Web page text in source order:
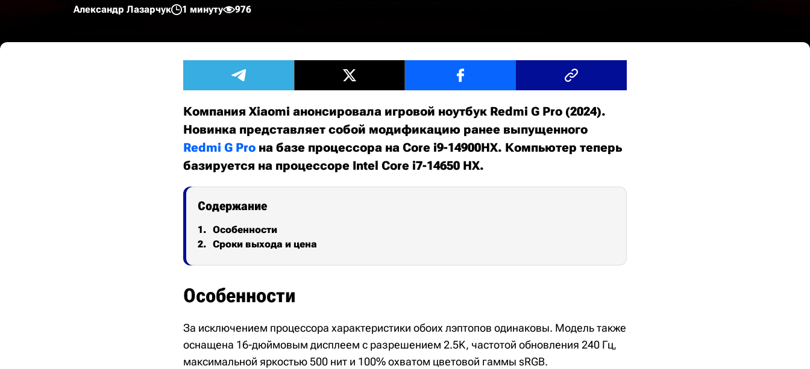
Александр Лазарчук 1 минуту 976
Компания Xiaomi анонсировала игровой ноутбук Redmi G Pro (2024).
Новинка представляет собой модификацию ранее выпущенного
Redmi G Pro на базе процессора на Core i9-14900HX. Компьютер теперь
базируется на процессоре Intel Core i7-14650 HX.
Содержание
Особенности
Сроки выхода и цена
Особенности
За исключением процессора характеристики обоих лэптопов одинаковы. Модель также
оснащена 16-дюймовым дисплеем с разрешением 2.5K, частотой обновления 240 Гц,
максимальной яркостью 500 нит и 100% охватом цветовой гаммы sRGB.